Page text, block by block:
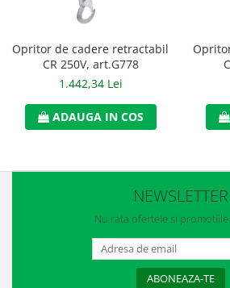
Lucru la Inaltime
Accesorii alpinism utilitar
Carabiniere
Mijloace de legatura
Puncte de ancorare
Sisteme de acces in canale
Opritor de cadere retractabil
CR 250V, art.G778
1.442,34 Lei
ADAUGA IN COS
NEWSLETTER
Nu rata ofertele si